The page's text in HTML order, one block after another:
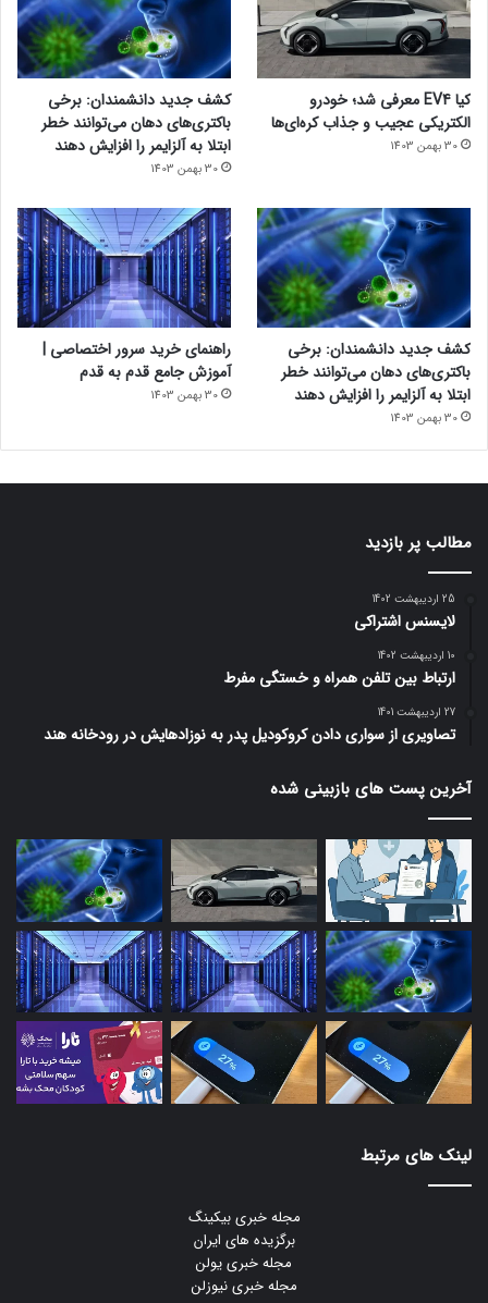
کیا EV4 معرفی شد؛ خودرو
الکتریکی عجیب و جذاب کره‌ای‌ها
30 بهمن 1403
کشف جدید دانشمندان: برخی
باکتری‌های دهان می‌توانند خطر
ابتلا به آلزایمر را افزایش دهند
30 بهمن 1403
کشف جدید دانشمندان: برخی
باکتری‌های دهان می‌توانند خطر
ابتلا به آلزایمر را افزایش دهند
30 بهمن 1403
راهنمای خرید سرور اختصاصی |
آموزش جامع قدم به قدم
30 بهمن 1403
مطالب پر بازدید
25 اردیبهشت 1402
لایسنس اشتراکی
10 اردیبهشت 1402
ارتباط بین تلفن همراه و خستگی مفرط
27 اردیبهشت 1401
تصاویری از سواری دادن کروکودیل پدر به نوزادهایش در رودخانه هند
آخرین پست های بازبینی شده
لینک های مرتبط
مجله خبری بیکینگ
برگزیده های ایران
مجله خبری یولن
مجله خبری نیوزلن